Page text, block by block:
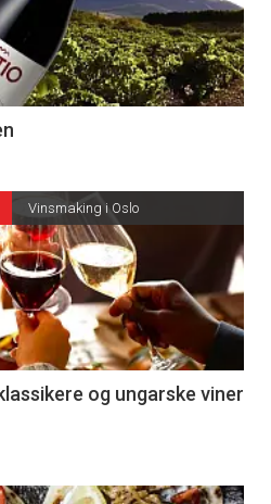
Vinsmaking i Oslo
og ungarske viner